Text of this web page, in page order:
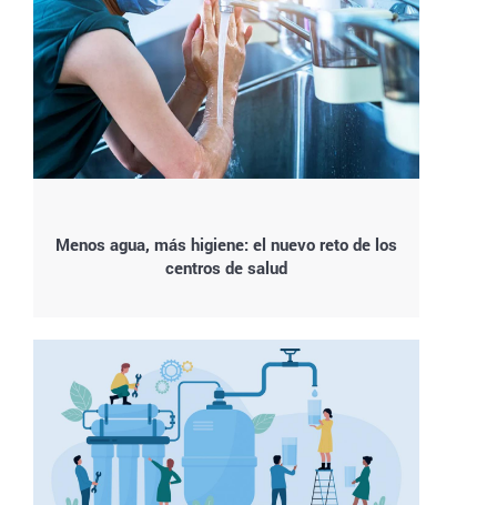
Menos agua, más higiene: el nuevo reto de los
centros de salud